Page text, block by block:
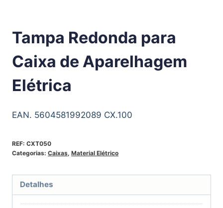
Tampa Redonda para
Caixa de Aparelhagem
Elétrica
EAN. 5604581992089 CX.100
REF: CXT050
Categorias: Caixas, Material Elétrico
Detalhes